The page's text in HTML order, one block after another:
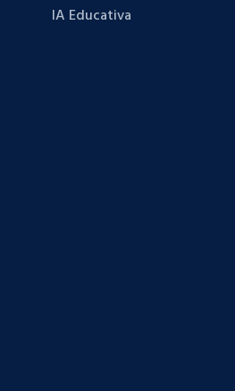
IA Educativa